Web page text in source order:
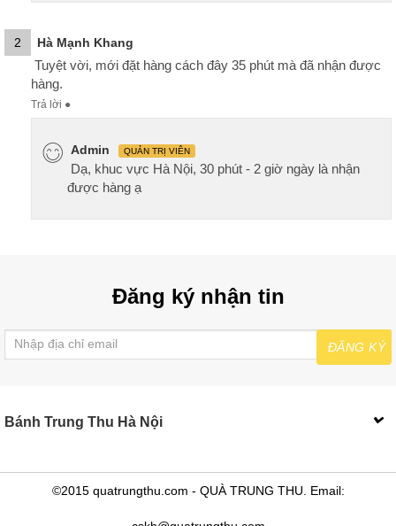
2 Hà Mạnh Khang
Tuyệt vời, mới đặt hàng cách đây 35 phút mà đã nhận được
hàng.
Trả lời ●
Admin QUẢN TRỊ VIÊN
Dạ, khuc vực Hà Nội, 30 phút - 2 giờ ngày là nhận
được hàng ạ
Đăng ký nhận tin
ĐĂNG KÝ
Bánh Trung Thu Hà Nội
©2015 quatrungthu.com - QUÀ TRUNG THU. Email: